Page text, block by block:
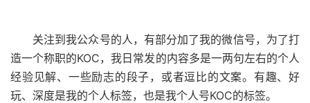
关注到我公众号的人，有部分加了我的微信号，为了打
造一个称职的KOC，我日常发的内容多是一两句左右的个人
经验见解、一些励志的段子，或者逗比的文案。有趣、好
玩、深度是我的个人标签，也是我个人号KOC的标签。